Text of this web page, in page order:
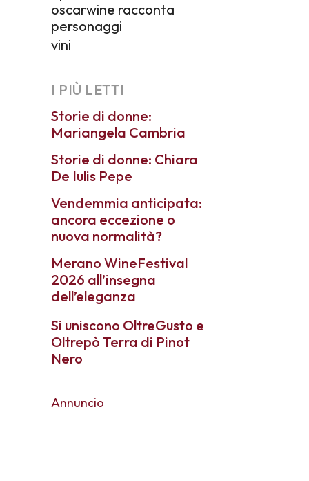
oscarwine racconta
personaggi
vini
I PIÙ LETTI
Storie di donne:
Mariangela Cambria
Storie di donne: Chiara
De Iulis Pepe
Vendemmia anticipata:
ancora eccezione o
nuova normalità?
Merano WineFestival
2026 all’insegna
dell’eleganza
Si uniscono OltreGusto e
Oltrepò Terra di Pinot
Nero
Annuncio